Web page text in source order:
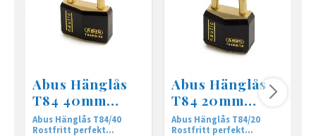
Abus Hänglås
T84 40mm
Rostfritt
Abus Hänglås T84/40
Rostfritt perfekt
Abus Hänglås
T84 20mm
Rostfritt
Abus Hänglås T84/20
Rostfritt perfekt